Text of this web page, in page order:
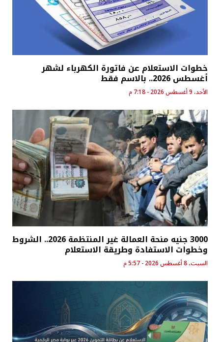
خطوات الاستعلام عن فاتورة الكهرباء لشهر
أغسطس 2026.. بالاسم فقط
الأحد، 9 أغسطس 2026 - 7:18 م
3000 جنيه منحة العمالة غير المنتظمة 2026.. الشروط
وخطوات الاستفادة وطريقة الاستعلام
السبت، 8 أغسطس 2026 - 5:57 م